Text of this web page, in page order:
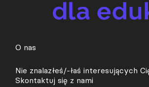
O nas
Nie znalazłeś/-łaś interesujących
Skontaktuj się z nami